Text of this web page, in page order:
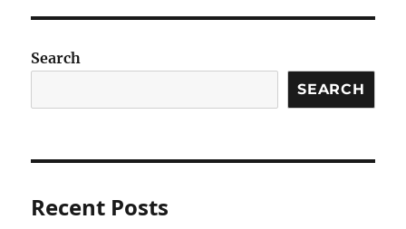
Search
SEARCH
Recent Posts